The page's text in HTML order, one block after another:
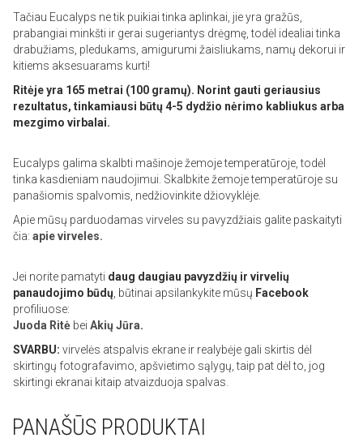
Tačiau Eucalyps ne tik puikiai tinka aplinkai, jie yra gražūs,
prabangiai minkšti ir gerai sugeriantys drėgmę, todėl idealiai tinka
drabužiams, pledukams, amigurumi žaisliukams, namų dekorui ir
kitiems aksesuarams kurti!
Ritėje yra 165 metrai (100 gramų). Norint gauti geriausius
rezultatus, tinkamiausi būtų 4-5 dydžio nėrimo kabliukus arba
mezgimo virbalai.
Eucalyps galima skalbti mašinoje žemoje temperatūroje, todėl
tinka kasdieniam naudojimui. Skalbkite žemoje temperatūroje su
panašiomis spalvomis, nedžiovinkite džiovyklėje.
Apie mūsų parduodamas virveles su pavyzdžiais galite paskaityti
čia: apie virveles.
Jei norite pamatyti daug daugiau pavyzdžių ir virvelių
panaudojimo būdų , būtinai apsilankykite mūsų Facebook
profiliuose:
Juoda Ritė bei Akių Jūra.
SVARBU: virvelės atspalvis ekrane ir realybėje gali skirtis dėl
skirtingų fotografavimo, apšvietimo sąlygų, taip pat dėl to, jog
skirtingi ekranai kitaip atvaizduoja spalvas.
PANAŠŪS PRODUKTAI